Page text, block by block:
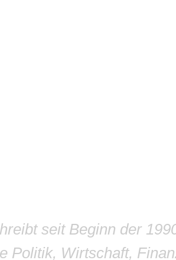
seit Beginn der
Politik, Wirtschaft,